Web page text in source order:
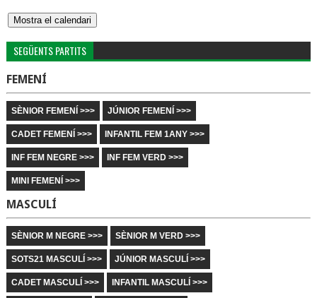
SEGÜENTS PARTITS
FEMENÍ
SÈNIOR FEMENÍ >>> JÚNIOR FEMENÍ >>>
CADET FEMENÍ >>> INFANTIL FEM 1ANY >>>
INF FEM NEGRE >>> INF FEM VERD >>>
MINI FEMENÍ >>>
MASCULÍ
SÈNIOR M NEGRE >>> SÈNIOR M VERD >>>
SOTS21 MASCULÍ >>> JÚNIOR MASCULÍ >>>
CADET MASCULÍ >>> INFANTIL MASCULÍ >>>